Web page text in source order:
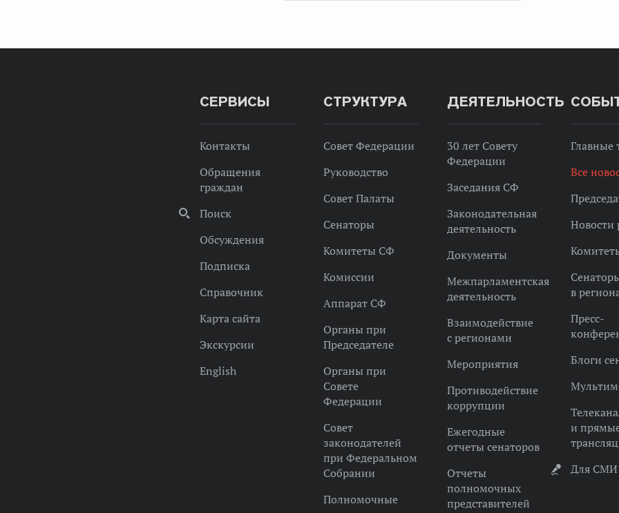
СЕРВИСЫ
Контакты
Обращения
граждан
Поиск
Обсуждения
Подписка
Справочник
Карта сайта
Экскурсии
English
СТРУКТУРА
Совет Федерации
Руководство
Совет Палаты
Сенаторы
Комитеты СФ
Комиссии
Аппарат СФ
Органы при
Председателе
Органы при
Совете
Федерации
Совет
законодателей
при Федеральном
Собрании
Полномочные
ДЕЯТЕЛЬНОСТЬ
30 лет Совету
Федерации
Заседания СФ
Законодательная
деятельность
Документы
Межпарламентская
деятельность
Взаимодействие
с регионами
Мероприятия
Противодействие
коррупции
Ежегодные
отчеты сенаторов
Отчеты
полномочных
представителей
Главные
Все
Новости
в
Пресс-
Блоги
и
Для СМИ